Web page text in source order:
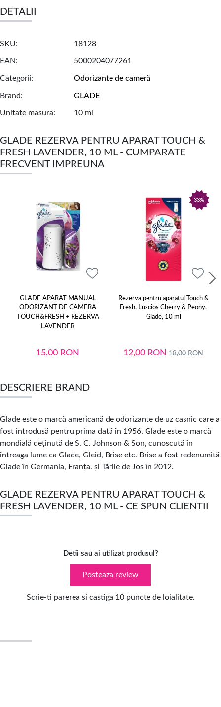
DETALII
SKU 18128
EAN 5000204077261
Categorii Odorizante de cameră
Brand GLADE
Unitate masura 10 ml
GLADE REZERVA PENTRU APARAT TOUCH &
FRESH LAVENDER, 10 ML - CUMPARATE
FRECVENT IMPREUNA
GLADE APARAT MANUAL
ODORIZANT DE CAMERA
TOUCH&FRESH + REZERVA
LAVENDER
15,00 RON
33%
Rezerva pentru aparatul Touch &
Fresh, Luscios Cherry & Peony,
Glade, 10 ml
12,00 RON 18,00RON
DESCRIERE BRAND
Glade este o marcă americană de odorizante de uz casnic care a
fost introdusă pentru prima dată în 1956. Glade este o marcă
mondială deținută de S. C. Johnson & Son, cunoscută în
întreaga lume ca Glade, Gleid, Brise etc. Brise a fost redenumită
Glade în Germania, Franța. și Țările de Jos în 2012.
GLADE REZERVA PENTRU APARAT TOUCH &
FRESH LAVENDER, 10 ML - CE SPUN CLIENTII
Detii sau ai utilizat produsul?
Posteaza review
Scrie-ti parerea si castiga 10 puncte de loialitate.